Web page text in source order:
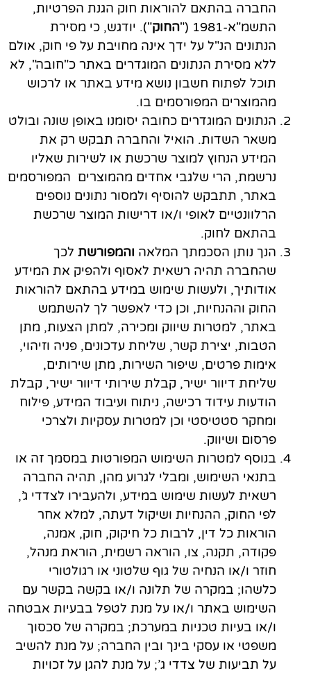
החברה בהתאם להוראות חוק הגנת הפרטיות,
התשמ"א-1981 ("
החוק"). יודגש, כי מסירת
הנתונים הנ"ל על ידך אינה מחויבת על פי חוק, אולם
ללא מסירת הנתונים המוגדרים באתר כ"חובה", לא
תוכל לפתוח חשבון נושא מידע באתר או לרכוש
מהמוצרים המפורסמים בו.
הנתונים המוגדרים כחובה יסומנו באופן שונה ובולט
משאר השדות. הואיל והחברה תבקש רק את
המידע הנחוץ למוצר שרכשת או לשירות שאליו
נרשמת, הרי שלגבי אחדים מהמוצרים המפורסמים
באתר, תתבקש להוסיף ולמסור נתונים נוספים
הרלוונטיים לאופי ו/או דרישות המוצר שרכשת
בהתאם לחוק.
הנך נותן הסכמתך המלאה והמפורשת לכך
שהחברה תהיה רשאית לאסוף ולהפיק את המידע
אודותיך, ולעשות שימוש במידע בהתאם להוראות
החוק וההנחיות, וכן כדי לאפשר לך להשתמש
באתר, למטרות שיווק ומכירה, למתן הצעות, מתן
הטבות, יצירת קשר, שליחת עדכונים, פניה וזיהוי,
אימות פרטים, שיפור השירות, מתן שירותים,
שליחת דיוור ישיר, קבלת שירותי דיוור ישיר, קבלת
הודעות עידוד רכישה, ניתוח ועיבוד המידע, פילוח
ומחקר סטטיסטי וכן למטרות עסקיות ולצרכי
פרסום ושיווק.
בנוסף למטרות השימוש המפורטות במסמך זה או
בתנאי השימוש, ומבלי לגרוע מהן, תהיה החברה
רשאית לעשות שימוש במידע, ולהעבירו לצדדי ג’,
לפי החוק, ההנחיות ושיקול דעתה, למלא אחר
הוראות כל דין, לרבות כל חיקוק, חוק, אמנה,
פקודה, תקנה, צו, הוראה רשמית, הוראת מנהל,
חוזר ו/או הנחיה של גוף שלטוני או רגולטורי
כלשהו; במקרה של תלונה ו/או בקשה בקשר עם
השימוש באתר ו/או על מנת לטפל בבעיות אבטחה
ו/או בעיות טכניות במערכת; במקרה של סכסוך
משפטי או עסקי בינך ובין החברה; על מנת להשיב
על תביעות של צדדי ג’; על מנת להגן על זכויות